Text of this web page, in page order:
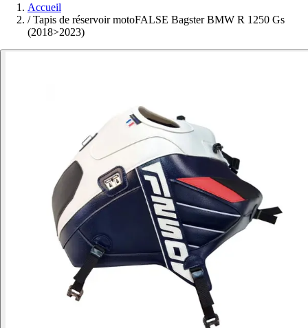
Accueil
/ Tapis de réservoir motoFALSE Bagster BMW R 1250 Gs
(2018>2023)